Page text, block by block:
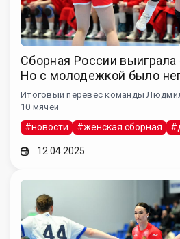
Сборная России
Но с молодежкой было
Итоговый перевес команды
10 мячей
#новости #женская сборная
12.04.2025